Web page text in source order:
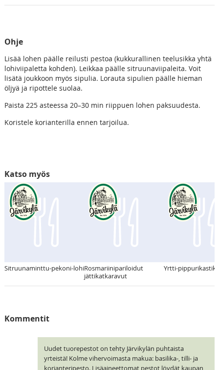
Ohje
Lisää lohen päälle reilusti pestoa (kukkurallinen teelusikka yhtä
lohiviipaletta kohden). Leikkaa päälle sitruunaviipaleita. Voit
lisätä joukkoon myös sipulia. Lorauta sipulien päälle hieman
öljyä ja ripottele suolaa.
Paista 225 asteessa 20–30 min riippuen lohen paksuudesta.
Koristele korianterilla ennen tarjoilua.
Katso myös
Sitruunaminttu-pekoni-lohiRosmariinipariloidut
jättikatkaravut
Yrtti-pippurikastike
Kommentit
Uudet tuorepestot on tehty Järvikylän puhtaista
yrteistä! Kolme vihervoimasta makua: basilika-, tilli- ja
korianteripesto. Lisäaineettomat pestot löydät kaupan